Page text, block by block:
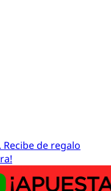
de regalo